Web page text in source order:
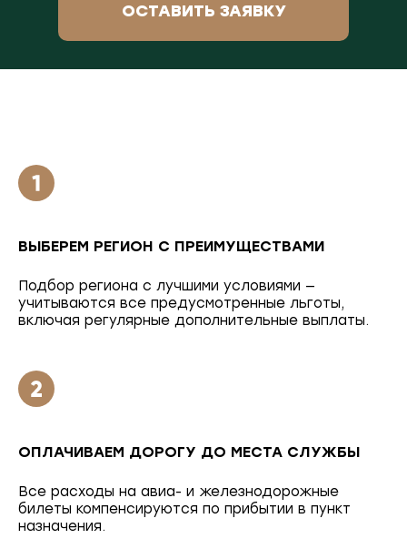
ОСТАВИТЬ ЗАЯВКУ
ВЫБЕРЕМ РЕГИОН С ПРЕИМУЩЕСТВАМИ
Подбор региона с лучшими условиями —
учитываются все предусмотренные льготы,
включая регулярные дополнительные выплаты.
ОПЛАЧИВАЕМ ДОРОГУ ДО МЕСТА СЛУЖБЫ
Все расходы на авиа- и железнодорожные
билеты компенсируются по прибытии в пункт
назначения.